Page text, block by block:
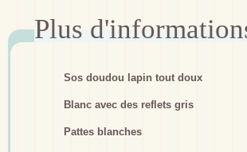
Sos doudou lapin tout doux
Blanc avec des reflets gris
Pattes blanches